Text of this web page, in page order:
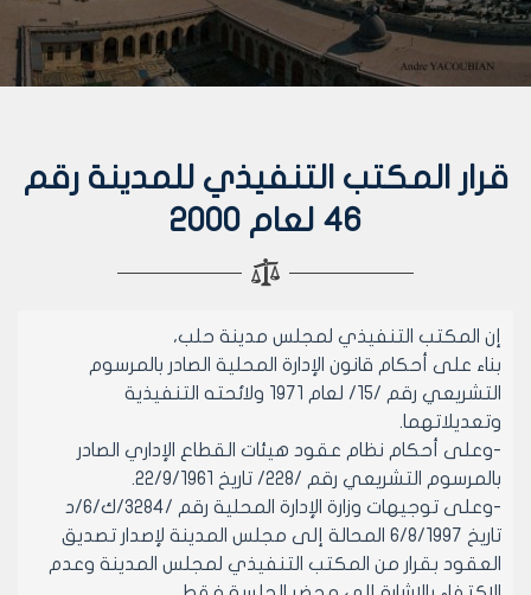
قرار المكتب التنفيذي للمدينة رقم
46 لعام 2000
إن المكتب التنفيذي لمجلس مدينة حلب،
بناء على أحكام قانون الإدارة المحلية الصادر بالمرسوم
التشريعي رقم /15/ لعام 1971 ولائحته التنفيذية
وتعديلاتهما.
-وعلى أحكام نظام عقود هيئات القطاع الإداري الصادر
بالمرسوم التشريعي رقم /228/ تاريخ 22/9/1961.
-وعلى توجيهات وزارة الإدارة المحلية رقم /3284/ك/6/د
تاريخ 6/8/1997 المحالة إلى مجلس المدينة لإصدار تصديق
العقود بقرار من المكتب التنفيذي لمجلس المدينة وعدم